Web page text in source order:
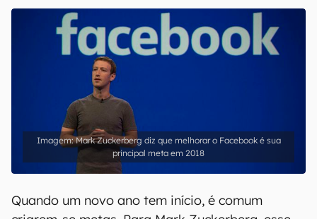
Uso e Política de Privacidade do Canaltech.
Mark Zuckerberg diz que melhorar o Facebook é sua
principal meta em 2018
Quando um novo ano tem início, é comum